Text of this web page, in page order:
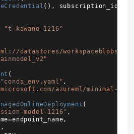
( ) , subscription_id
"t-kawano-1216"
datastores/
(
"conda_env.yaml" ,
azureml/minimal-
(
model-1216" ,
=endpoint_name,
,